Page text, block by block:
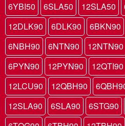
6YBI50
6SLA50 12SLA50
12DLK90
6DLK90 6BKN90
6NBH90
6NTN90 12NTN90
6PYN90
12PYN90 12QTI90
12LCU90
12QBH90
12SLA90
6SLA90 6STG90